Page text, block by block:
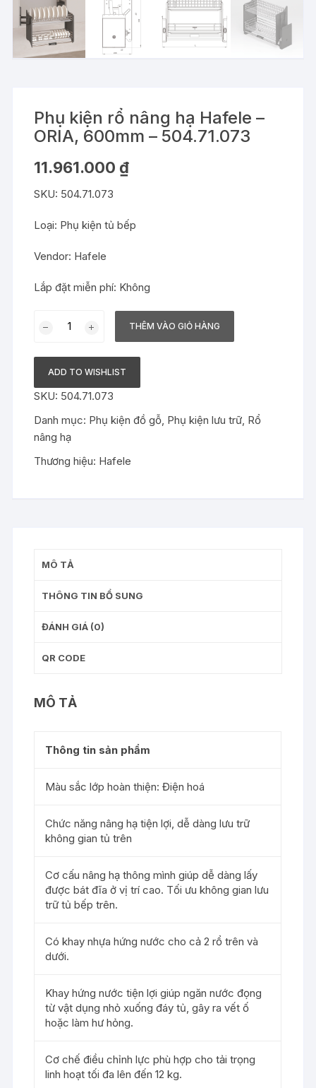
Phụ kiện rổ nâng hạ Hafele –
ORIA, 600mm – 504.71.073
11.961.000 ₫
SKU: 504.71.073
Loại: Phụ kiện tủ bếp
Vendor: Hafele
Lắp đặt miễn phí: Không
nâng
hạ
Hafele
-
ORIA,
THÊM VÀO GIỎ HÀNG
ADD TO WISHLIST
SKU: 504.71.073
Danh mục: Phụ kiện đồ gỗ, Phụ kiện lưu trữ, Rổ
nâng hạ
Thương hiệu: Hafele
MÔ TẢ
THÔNG TIN BỔ SUNG
ĐÁNH GIÁ (0)
QR CODE
MÔ TẢ
Thông tin sản phẩm
Màu sắc lớp hoàn thiện: Điện hoá
Chức năng nâng hạ tiện lợi, dễ dàng lưu trữ
không gian tủ trên
Cơ cấu nâng hạ thông mình giúp dễ dàng lấy
được bát đĩa ở vị trí cao. Tối ưu không gian lưu
trữ tủ bếp trên.
Có khay nhựa hứng nước cho cả 2 rổ trên và
dưới.
Khay hứng nước tiện lợi giúp ngăn nước đọng
từ vật dụng nhỏ xuống đáy tủ, gây ra vết ố
hoặc làm hư hỏng.
Cơ chế điều chỉnh lực phù hợp cho tải trọng
linh hoạt tối đa lên đến 12 kg.